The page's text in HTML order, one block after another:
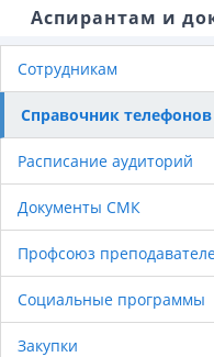
Аспирантам и
Сотрудникам
Справочник
Расписание аудиторий
Документы СМК
Профсоюз
Социальные программы
Закупки